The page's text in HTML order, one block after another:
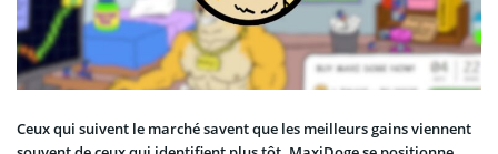
Ceux qui suivent le marché savent que les meilleurs gains viennent